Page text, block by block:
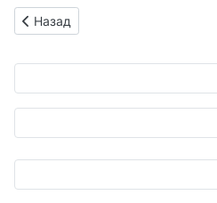
Предыдущий: 50 лет Honda
Назад